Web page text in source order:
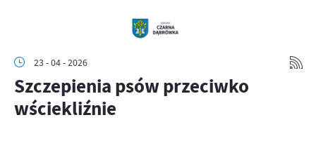
23 - 04 - 2026
Szczepienia psów przeciwko
wściekliźnie